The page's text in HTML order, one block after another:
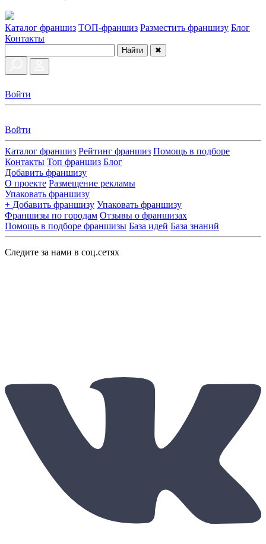
Каталог франшиз ТОП-франшиз Разместить франшизу Блог
Контакты
Найти ✖
Войти
Войти
Каталог франшиз Рейтинг франшиз Помощь в подборе
Контакты Топ франшиз Блог
Добавить франшизу
О проекте Размещение рекламы
Упаковать франшизу
+ Добавить франшизу Упаковать франшизу
Франшизы по городам Отзывы о франшизах
Помощь в подборе франшизы База идей База знаний
Следите за нами в соц.сетях